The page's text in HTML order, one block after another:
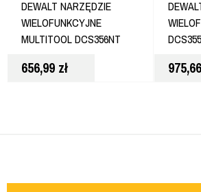
DEWALT NARZĘDZIE
WIELOFUNKCYJNE
MULTITOOL DCS356NT
656,99 zł 975,66